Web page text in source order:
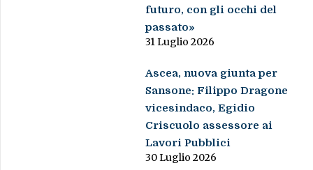
futuro, con gli occhi del
passato»
31 Luglio 2026
Ascea, nuova giunta per
Sansone: Filippo Dragone
vicesindaco, Egidio
Criscuolo assessore ai
Lavori Pubblici
30 Luglio 2026